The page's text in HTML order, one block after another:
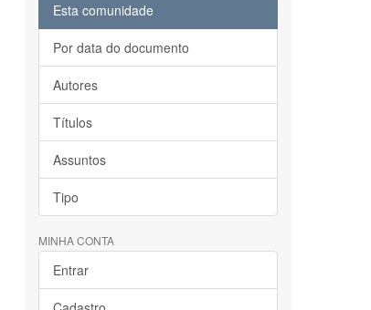
Esta comunidade
Por data do documento
Autores
Títulos
Assuntos
Tipo
MINHA CONTA
Entrar